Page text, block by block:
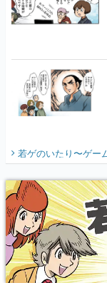
若ゲのいたり〜ゲー